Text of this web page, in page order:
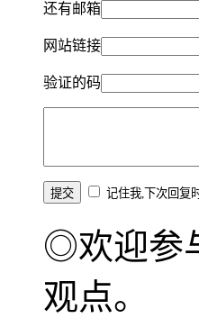
还有邮箱
网站链接
验证的码
记住我,下次回复
◎欢迎参
观点。